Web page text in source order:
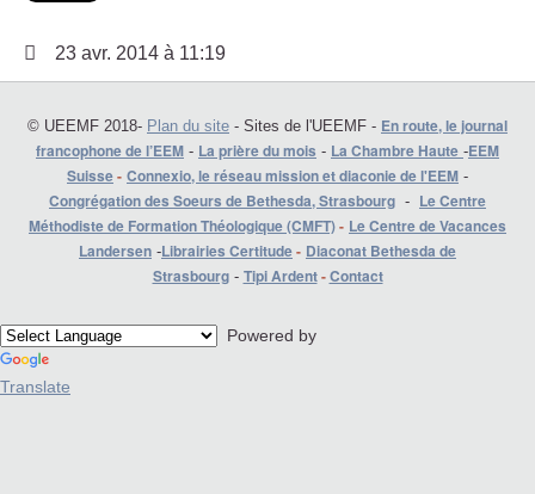
23 avr. 2014 à 11:19
© UEEMF 2018- Plan du site - Sites de l'UEEMF - En route, le journal
francophone de l’EEM - La prière du mois - La Chambre Haute -EEM
Suisse- Connexio, le réseau mission et diaconie de l'EEM -
Congrégation des Soeurs de Bethesda, Strasbourg - Le Centre
Méthodiste de Formation Théologique (CMFT)- Le Centre de Vacances
Landersen -Librairies Certitude- Diaconat Bethesda de
Strasbourg- Tipi Ardent-Contact
Powered by
Translate